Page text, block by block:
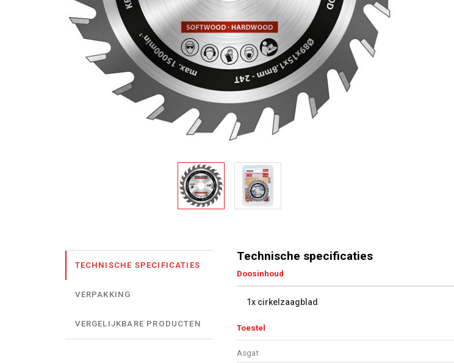
TECHNISCHE SPECIFICATIES
VERPAKKING
VERGELIJKBARE PRODUCTEN
Technische specificaties
Doosinhoud
1x cirkelzaagblad
Toestel
Asgat